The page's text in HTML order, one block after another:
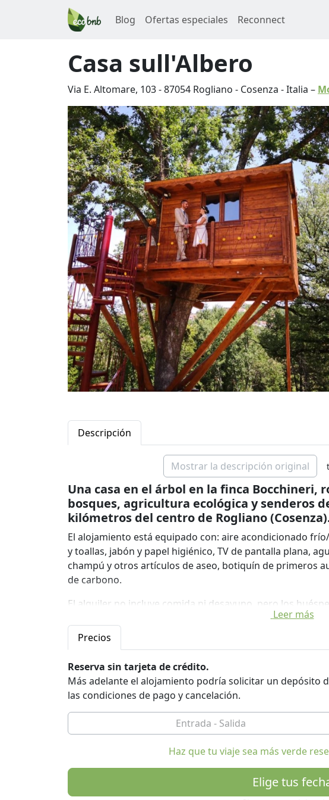
Blog Ofertas especiales Reconnect
Casa sull'Albero
Via E. Altomare, 103-87054 Rogliano - Cosenza -Italia –
Descripción
Mostrar la descripción original
Una casa en el árbol en la finca Bocchineri,
bosques, agricultura ecológica y senderos
kilómetros del centro de Rogliano
El alojamiento está equipado con: aire acondicionado
y toallas, jabón y papel higiénico, TV de pantalla plana,
champú y otros artículos de aseo, botiquín de primeros
de carbono.
El alquiler no incluye comida ni desayuno, pero los
bienvenida (cápsulas de café, croissants envasados) a su
la finca, encontrará agroturismos, restaurantes y
una excelente relación calidad-precio.
Los huéspedes pueden utilizar libremente las zonas
(aproximadamente 3 hectáreas), que incluyen 16 puntos
reconocidos (un museo rural, un centro de visitantes de
de picnic cerca de la casa rural, aparcamiento interior
QUÉ VER EN ROGLIANO Y ALREDEDORES.
Rogliano es conocido como "el pueblo de las trece
Cascada de Cannavino, el MAB Cosenza (Museo al Aire
(también conocido como Puente de Annibale) (el más
Leer más
Precios
Reserva sin tarjeta de crédito.
Más adelante el alojamiento podría solicitar un depósito
las condiciones de pago y cancelación.
Haz que tu viaje sea más verde
Elige tus